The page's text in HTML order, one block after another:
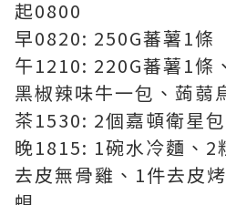
起0800
早0820: 250G蕃薯1條
午1210: 220G蕃薯1條
黑椒辣味牛一包、蒟蒻
茶1530: 2個嘉頓衛星包
晚1815: 1碗水冷麵、2
去皮無骨雞、1件去皮